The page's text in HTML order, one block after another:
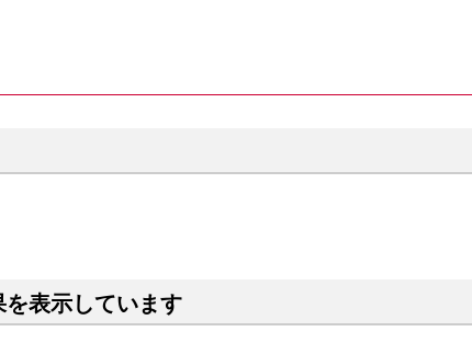
表示しています